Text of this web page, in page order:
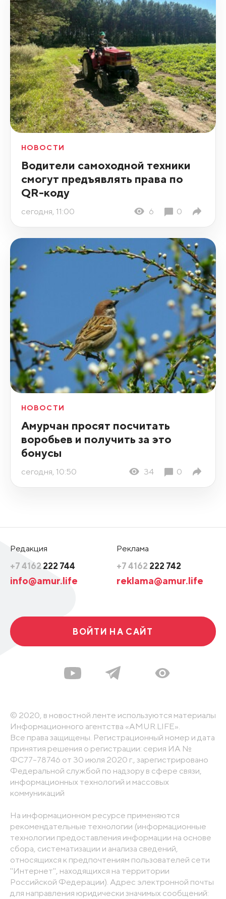
НОВОСТИ
Водители самоходной техники
смогут предъявлять права по
QR-коду
сегодня, 11:00 6 0
НОВОСТИ
Амурчан просят посчитать
воробьев и получить за это
бонусы
сегодня, 10:50 34 0
Редакция
+7 4162 222 744
info@amur.life
Реклама
+7 4162 222 742
reklama@amur.life
ВОЙТИ НА САЙТ
© 2020, в новостной ленте используются материалы
Информационного агентства «AMUR.LIFE».
Все права защищены. Регистрационный номер и дата
принятия решения о регистрации: серия ИА №
ФС77-78746 от 30 июля 2020 г., зарегистрировано
Федеральной службой по надзору в сфере связи,
информационных технологий и массовых
коммуникаций
На информационном ресурсе применяются
рекомендательные технологии (информационные
технологии предоставления информации на основе
сбора, систематизации и анализа сведений,
относящихся к предпочтениям пользователей сети
"Интернет", находящихся на территории
Российской Федерации). Адрес электронной почты
для направления юридически значимых сообщений: